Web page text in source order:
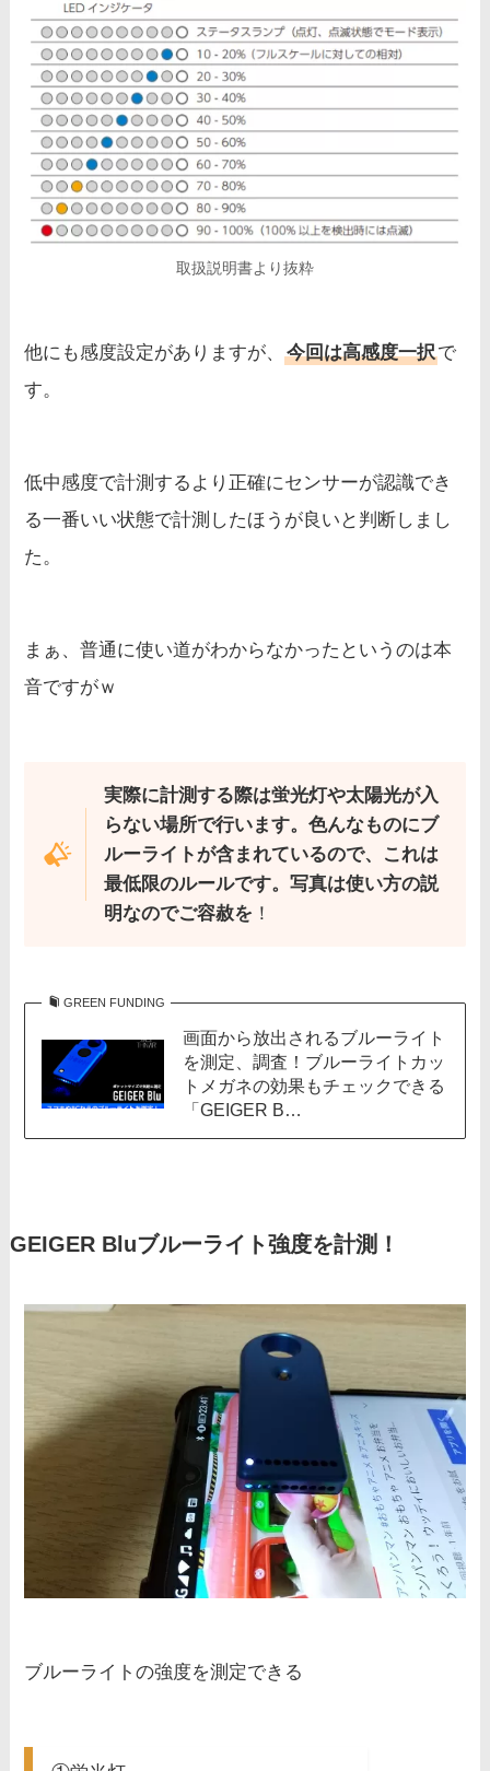
取扱説明書より抜粋
他にも感度設定がありますが、今回は高感度一択で
す。
低中感度で計測するより正確にセンサーが認識でき
る一番いい状態で計測したほうが良いと判断しまし
た。
まぁ、普通に使い道がわからなかったというのは本
音ですがｗ
実際に計測する際は蛍光灯や太陽光が入
らない場所で行います。色んなものにブ
ルーライトが含まれているので、これは
最低限のルールです。写真は使い方の説
明なのでご容赦を ！
GREEN FUNDING
画面から放出されるブルーライト
を測定、調査！ブルーライトカッ
トメガネの効果もチェックできる
「GEIGER B…
GEIGER Bluブルーライト強度を計測！
ブルーライトの強度を測定できる